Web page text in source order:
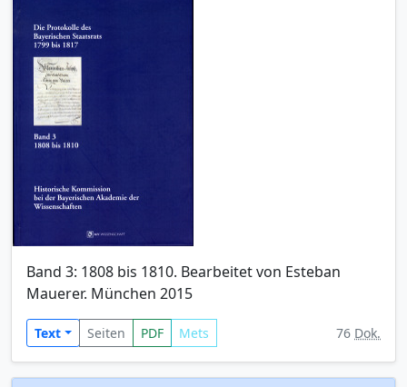
Band 3: 1808 bis 1810. Bearbeitet von Esteban
Mauerer. München 2015
Text Seiten PDF Mets 76 Dok.